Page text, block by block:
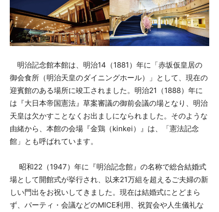
明治記念館本館は、明治14（1881）年に「⾚坂仮皇居の
御会⾷所（明治天皇のダイニングホール）」として、現在の
迎賓館のある場所に竣工されました。明治21（1888）年に
は『⼤⽇本帝国憲法』草案審議の御前会議の場となり、明治
天皇は欠かすことなくお出ましになられました。そのような
由緒から、本館の会場『金鶏（kinkei）』は、「憲法記念
館」とも呼ばれています。
昭和22（1947）年に『明治記念館』の名称で総合結婚式
場として開館式が挙行され、以来21万組を超えるご夫婦の新
しい門出をお祝いしてきました。現在は結婚式にとどまら
ず、パーティ・会議などのMICE利用、祝賀会や人生儀礼な